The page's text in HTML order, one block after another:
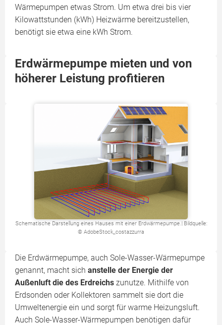
Wärmepumpen etwas Strom. Um etwa drei bis vier
Kilowattstunden (kWh) Heizwärme bereitzustellen,
benötigt sie etwa eine kWh Strom.
Erdwärmepumpe mieten und von
höherer Leistung profitieren
Schematische Darstellung eines Hauses mit einer Erdwärmepumpe.| Bildquelle:
© AdobeStock_costazzurra
Die Erdwärmepumpe, auch Sole-Wasser-Wärmepumpe
genannt, macht sich anstelle der Energie der
Außenluft die des Erdreichs zunutze. Mithilfe von
Erdsonden oder Kollektoren sammelt sie dort die
Umweltenergie ein und sorgt für warme Heizungsluft.
Auch Sole-Wasser-Wärmepumpen benötigen dafür